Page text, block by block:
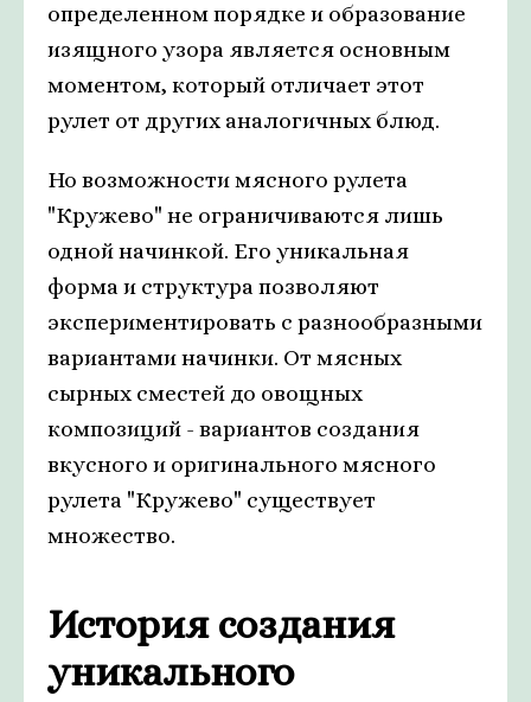
определенном порядке и образование
изящного узора является основным
моментом, который отличает этот
рулет от других аналогичных блюд.
Но возможности мясного рулета
"Кружево" не ограничиваются лишь
одной начинкой. Его уникальная
форма и структура позволяют
экспериментировать с разнообразными
вариантами начинки. От мясных
сырных сместей до овощных
композиций - вариантов создания
вкусного и оригинального мясного
рулета "Кружево" существует
множество.
История создания
уникального